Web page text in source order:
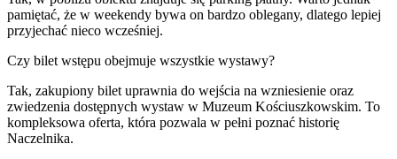
pamiętać, że w weekendy bywa on bardzo oblegany, dlatego lepiej
przyjechać nieco wcześniej.
Czy bilet wstępu obejmuje wszystkie wystawy?
Tak, zakupiony bilet uprawnia do wejścia na wzniesienie oraz
zwiedzenia dostępnych wystaw w Muzeum Kościuszkowskim. To
kompleksowa oferta, która pozwala w pełni poznać historię
Naczelnika.